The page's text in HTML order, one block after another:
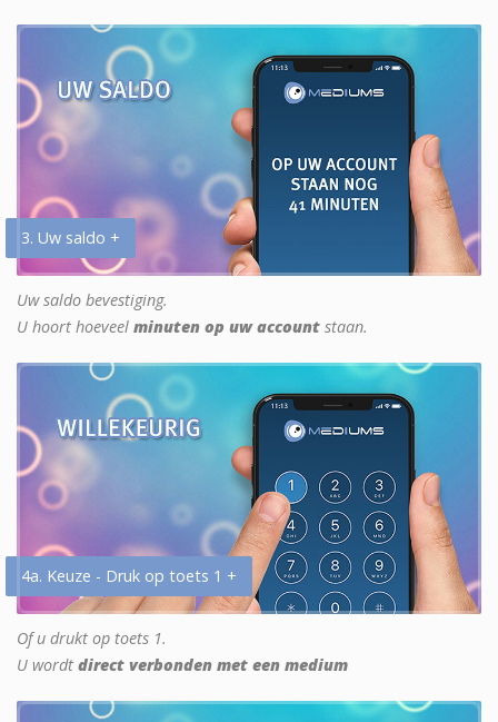
3. Uw saldo +
Uw saldo bevestiging.
U hoort hoeveel minuten op uw account staan.
4a. Keuze - Druk op toets 1 +
Of u drukt op toets 1.
U wordt direct verbonden met een medium